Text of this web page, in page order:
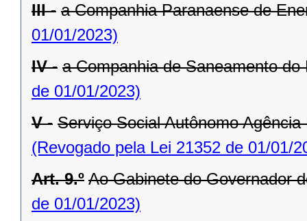
III - a Companhia Paranaense de
01/01/2023)
IV - a Companhia de Saneamento
de 01/01/2023)
V - Serviço Social Autônomo
(Revogado pela Lei 21352 de 01/01/
Art. 9.º Ao Gabinete do Governador
de 01/01/2023)